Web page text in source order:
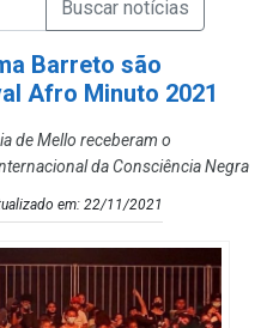
Barreto são
Afro Minuto 2021
de Mello receberam o
da Consciência Negra
em: 22/11/2021